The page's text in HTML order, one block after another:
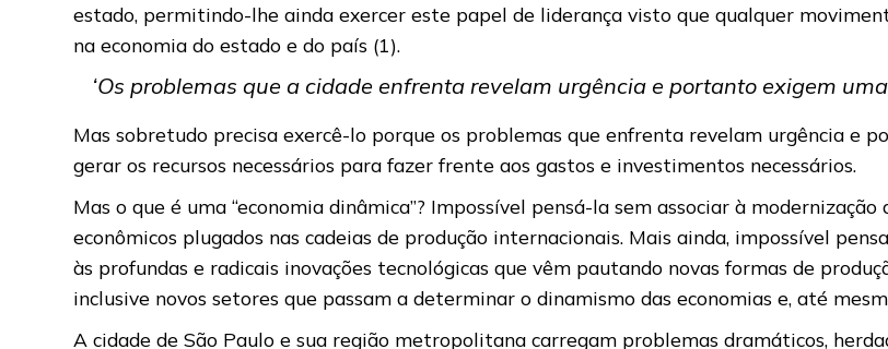
estado, permitindo-lhe ainda exercer este papel de liderança visto que qualquer
na economia do estado e do país (1).
‘Os problemas que a cidade enfrenta revelam urgência e portanto exigem
Mas sobretudo precisa exercê-lo porque os problemas que enfrenta revelam urgência e
gerar os recursos necessários para fazer frente aos gastos e investimentos necessários.
Mas o que é uma “economia dinâmica”? Impossível pensá-la sem associar à
econômicos plugados nas cadeias de produção internacionais. Mais ainda, impossível
às profundas e radicais inovações tecnológicas que vêm pautando novas formas de
inclusive novos setores que passam a determinar o dinamismo das economias e, até
A cidade de São Paulo e sua região metropolitana carregam problemas dramáticos,